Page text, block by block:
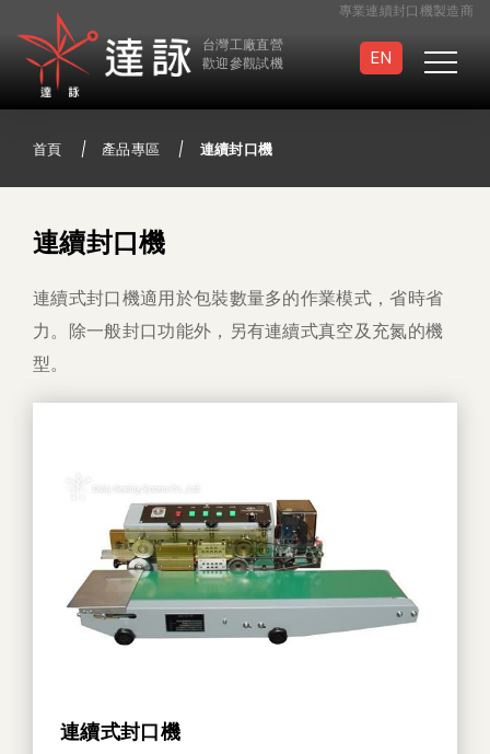
台灣工廠直營
歡迎參觀試機
專業連續封口機製造商
真空封口機
連續封口機 手壓/手提封口機
EN
首頁 產品專區 連續封口機
連續封口機
連續式封口機適用於包裝數量多的作業模式，省時省
力。除一般封口功能外，另有連續式真空及充氮的機
型。
連續式封口機